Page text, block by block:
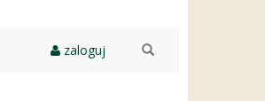
zaloguj